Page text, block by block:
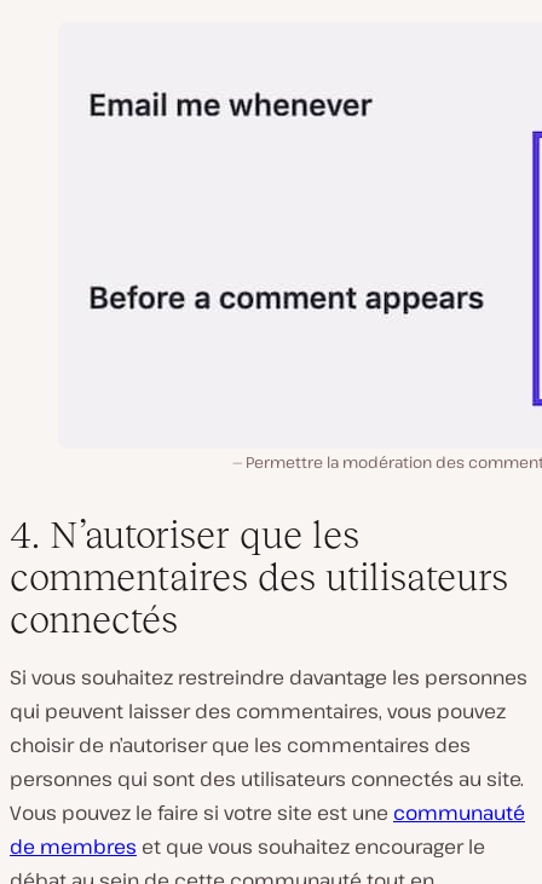
Permettre la modération des
4. N’autoriser que les
commentaires des utilisateurs
connectés
Si vous souhaitez restreindre davantage les personnes
qui peuvent laisser des commentaires, vous pouvez
choisir de n’autoriser que les commentaires des
personnes qui sont des utilisateurs connectés au site.
Vous pouvez le faire si votre site est une communauté
de membres et que vous souhaitez encourager le